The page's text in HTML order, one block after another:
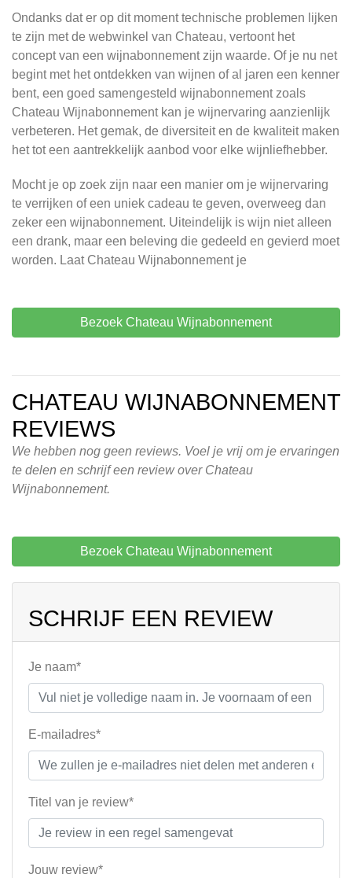
Ondanks dat er op dit moment technische problemen lijken
te zijn met de webwinkel van Chateau, vertoont het
concept van een wijnabonnement zijn waarde. Of je nu net
begint met het ontdekken van wijnen of al jaren een kenner
bent, een goed samengesteld wijnabonnement zoals
Chateau Wijnabonnement kan je wijnervaring aanzienlijk
verbeteren. Het gemak, de diversiteit en de kwaliteit maken
het tot een aantrekkelijk aanbod voor elke wijnliefhebber.
Mocht je op zoek zijn naar een manier om je wijnervaring
te verrijken of een uniek cadeau te geven, overweeg dan
zeker een wijnabonnement. Uiteindelijk is wijn niet alleen
een drank, maar een beleving die gedeeld en gevierd moet
worden. Laat Chateau Wijnabonnement je
Bezoek Chateau Wijnabonnement
CHATEAU WIJNABONNEMENT
REVIEWS
We hebben nog geen reviews. Voel je vrij om je ervaringen
te delen en schrijf een review over Chateau
Wijnabonnement.
Bezoek Chateau Wijnabonnement
SCHRIJF EEN REVIEW
Je naam*
E-mailadres*
Titel van je review*
Jouw review*